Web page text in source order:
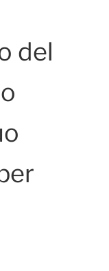
del